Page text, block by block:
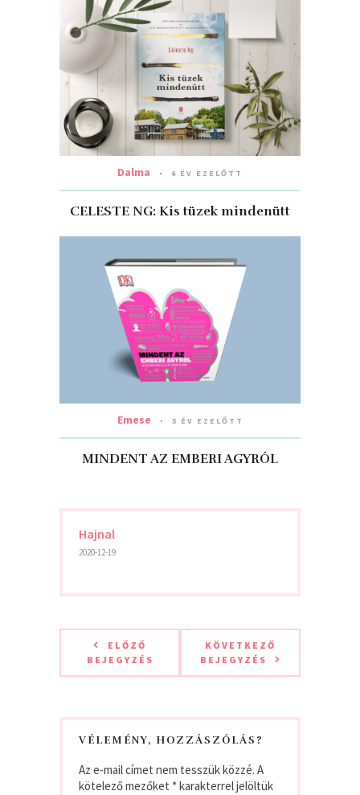
Dalma 6 ÉV EZELŐTT
CELESTE NG: Kis ​tüzek mindenütt
Emese 5 ÉV EZELŐTT
MINDENT AZ EMBERI AGYRÓL
Hajnal
2020-12-19
ELŐZŐ
BEJEGYZÉS
KÖVETKEZŐ
BEJEGYZÉS
VÉLEMÉNY, HOZZÁSZÓLÁS?
Az e-mail címet nem tesszük közzé. A
kötelező mezőket *karakterrel jelöltük